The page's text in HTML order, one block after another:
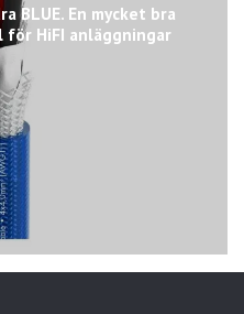
BLUE. En mycket bra
för HiFI anläggningar